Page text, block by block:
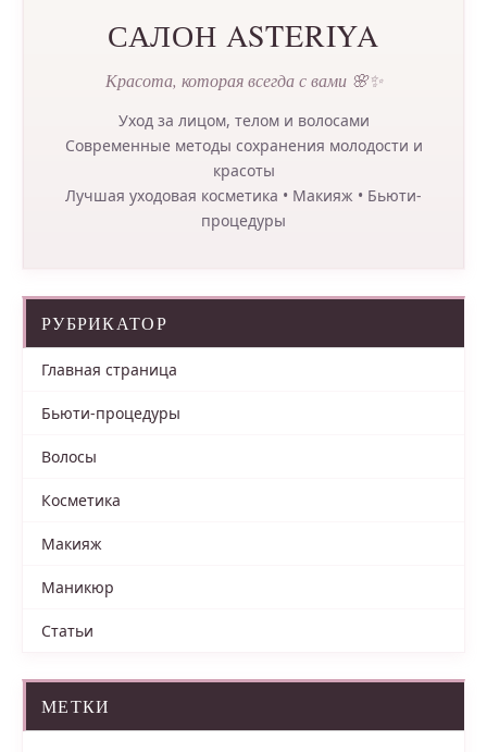
САЛОН ASTERIYA
Красота, которая всегда с вами 🌸✨
Уход за лицом, телом и волосами
Современные методы сохранения молодости и
красоты
Лучшая уходовая косметика • Макияж • Бьюти-
процедуры
РУБРИКАТОР
Главная страница
Бьюти-процедуры
Волосы
Косметика
Макияж
Маникюр
Статьи
МЕТКИ